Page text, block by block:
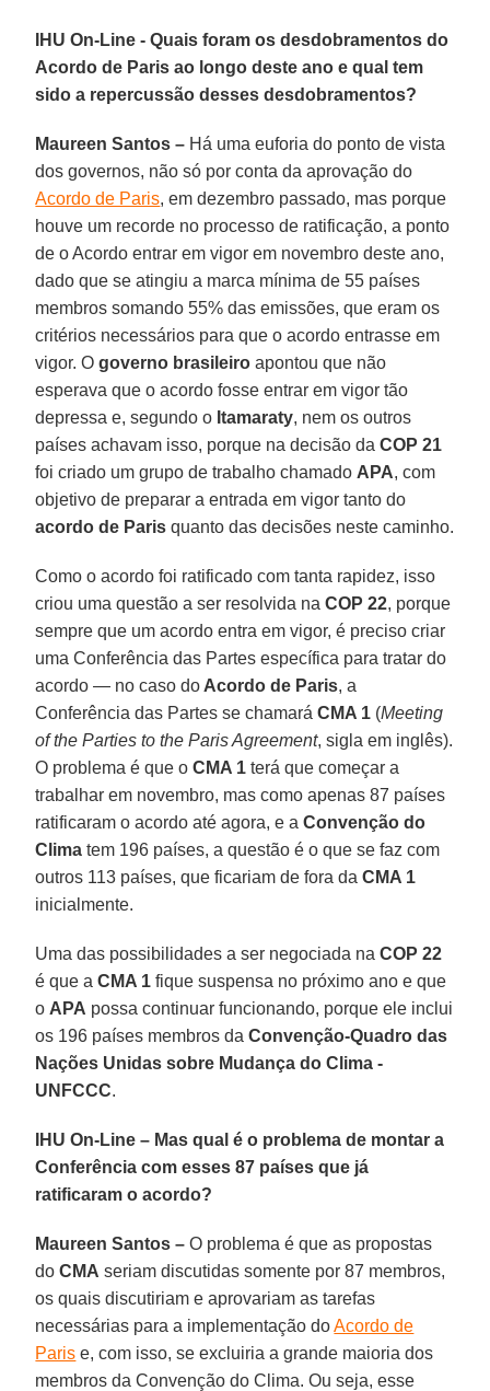
IHU On-Line - Quais foram os desdobramentos do
Acordo de Paris ao longo deste ano e qual tem
sido a repercussão desses desdobramentos?
Maureen Santos – Há uma euforia do ponto de vista
dos governos, não só por conta da aprovação do
Acordo de Paris, em dezembro passado, mas porque
houve um recorde no processo de ratificação, a ponto
de o Acordo entrar em vigor em novembro deste ano,
dado que se atingiu a marca mínima de 55 países
membros somando 55% das emissões, que eram os
critérios necessários para que o acordo entrasse em
vigor. O governo brasileiro apontou que não
esperava que o acordo fosse entrar em vigor tão
depressa e, segundo o Itamaraty, nem os outros
países achavam isso, porque na decisão da COP 21
foi criado um grupo de trabalho chamado APA, com
objetivo de preparar a entrada em vigor tanto do
acordo de Paris quanto das decisões neste caminho.
Como o acordo foi ratificado com tanta rapidez, isso
criou uma questão a ser resolvida naCOP 22, porque
sempre que um acordo entra em vigor, é preciso criar
uma Conferência das Partes específica para tratar do
acordo — no caso do Acordo de Paris, a
Conferência das Partes se chamaráCMA 1 (Meeting
of the Parties to the Paris Agreement, sigla em inglês).
O problema é que oCMA 1 terá que começar a
trabalhar em novembro, mas como apenas 87 países
ratificaram o acordo até agora, e aConvenção do
Clima tem 196 países, a questão é o que se faz com
outros 113 países, que ficariam de fora daCMA 1
inicialmente.
Uma das possibilidades a ser negociada naCOP 22
é que aCMA 1 fique suspensa no próximo ano e que
o APA possa continuar funcionando, porque ele inclui
os 196 países membros daConvenção-Quadro das
Nações Unidas sobre Mudança do Clima -
UNFCCC.
IHU On-Line – Mas qual é o problema de montar a
Conferência com esses 87 países que já
ratificaram o acordo?
Maureen Santos – O problema é que as propostas
doCMA seriam discutidas somente por 87 membros,
os quais discutiriam e aprovariam as tarefas
necessárias para a implementação doAcordo de
Paris e, com isso, se excluiria a grande maioria dos
membros da Convenção do Clima. Ou seja, esse